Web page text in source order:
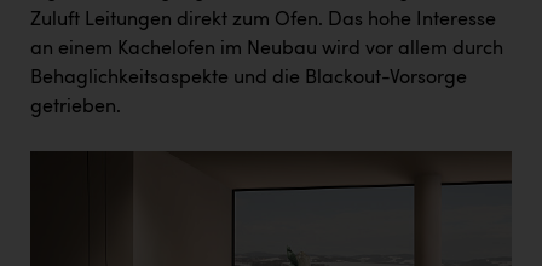
Zuluft Leitungen direkt zum Ofen. Das hohe Interesse
an einem Kachelofen im Neubau wird vor allem durch
Behaglichkeitsaspekte und die Blackout-Vorsorge
getrieben.